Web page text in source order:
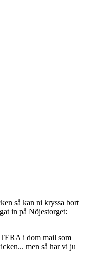
så kan ni kryssa bort
in på Nöjestorget:
i dom mail som
men så har vi ju